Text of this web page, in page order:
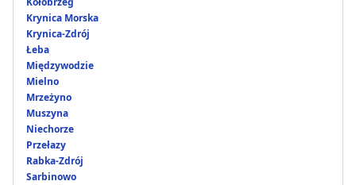
Krynica Morska
Krynica-Zdrój
Łeba
Międzywodzie
Mielno
Mrzeżyno
Muszyna
Niechorze
Przełazy
Rabka-Zdrój
Sarbinowo